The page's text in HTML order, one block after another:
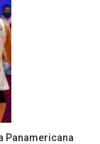
Panamericana